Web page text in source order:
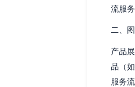
流服
二、
产品
品（
服务